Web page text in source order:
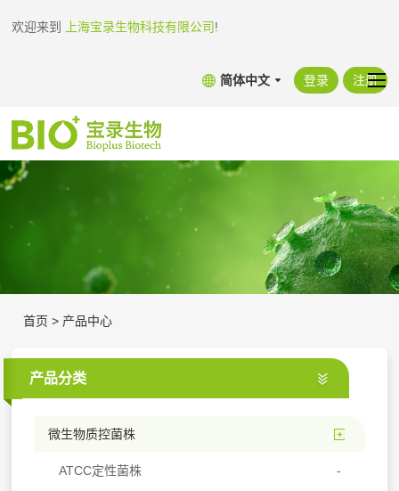
欢迎来到 上海宝录生物科技有限公司!
简体中文 登录 注册
首页 > 产品中心
产品分类
微生物质控菌株
ATCC定性菌株